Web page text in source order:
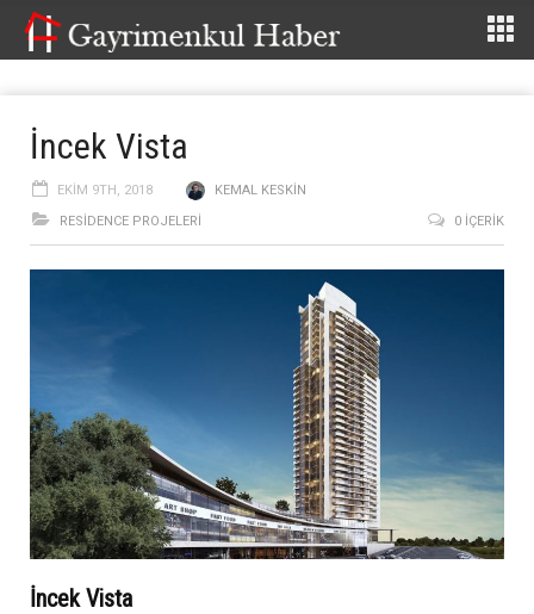
İncek Vista
EKIM 9TH, 2018
KEMAL KESKIN
RESIDENCE PROJELERI
0 İÇERIK
İncek Vista